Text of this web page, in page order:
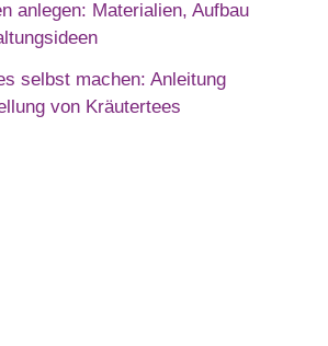
anlegen: Materialien, Aufbau
selbst machen: Anleitung
von Kräutertees